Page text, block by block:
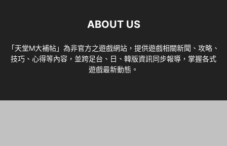
ABOUT US
「天堂M大補帖」為非官方之遊戲網站，提供遊戲相關新聞、攻略、
技巧、心得等內容，並跨足台、日、韓版資訊同步報導，掌握各式
遊戲最新動態。